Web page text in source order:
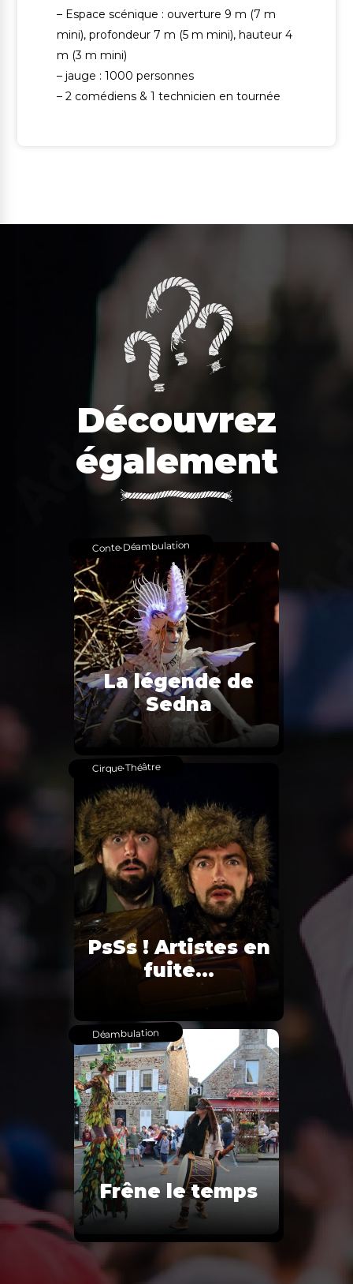
– Espace scénique : ouverture 9 m (7 m
mini), profondeur 7 m (5 m mini), hauteur 4
m (3 m mini)
– jauge : 1000 personnes
– 2 comédiens & 1 technicien en tournée
Découvrez
également
La légende de
Sedna
Conte•Déambulation
PsSs ! Artistes en
fuite…
Cirque•Théâtre
Frêne le temps
Déambulation